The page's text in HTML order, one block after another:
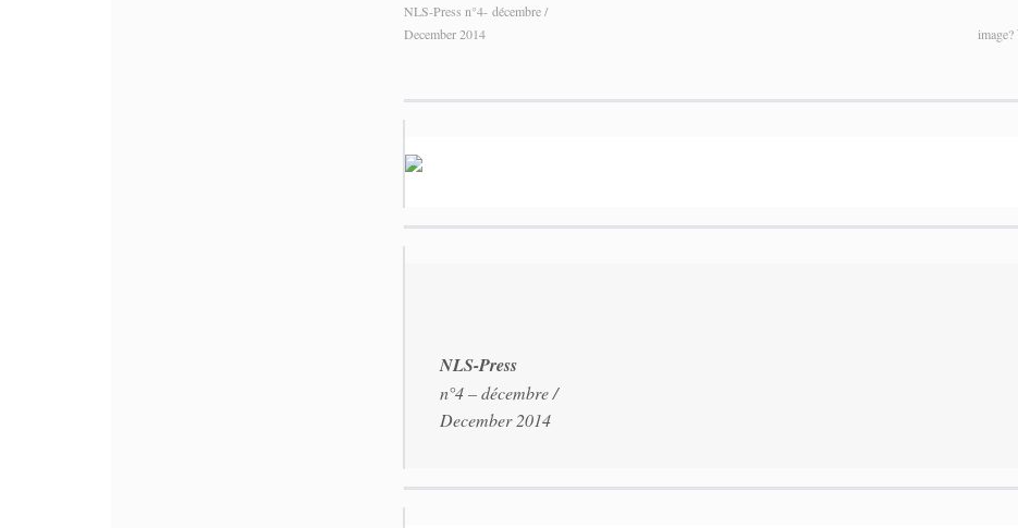
NLS-Press n°4- décembre /
December 2014
image?
NLS-Press
n°4 – décembre /
December 2014